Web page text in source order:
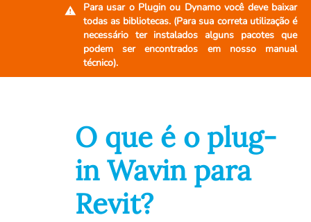
Para usar o Plugin ou Dynamo você deve baixar
todas as bibliotecas. (Para sua correta utilização é
necessário ter instalados alguns pacotes que
podem ser encontrados em nosso manual
técnico).
O que é o plug-
in Wavin para
Revit?